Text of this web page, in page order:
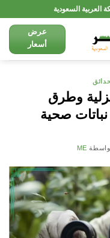
السعودية
عرض
أسعار
وطرق
صحية
ME